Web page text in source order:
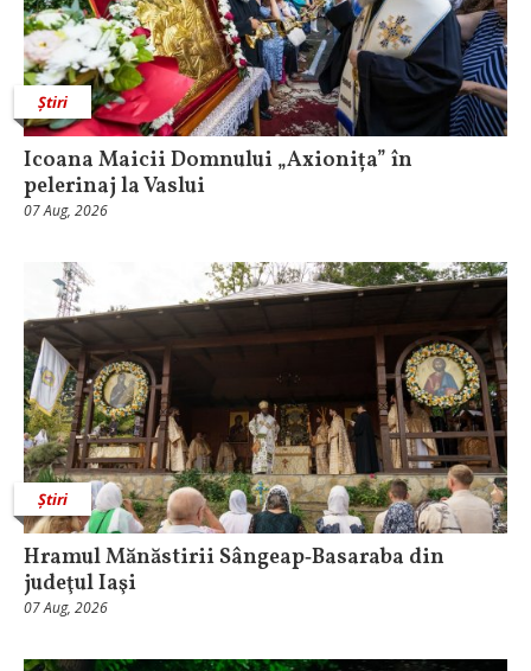
Știri
Icoana Maicii Domnului „Axionița” în
pelerinaj la Vaslui
07 Aug, 2026
Știri
Hramul Mănăstirii Sângeap‑Basaraba din
judeţul Iaşi
07 Aug, 2026